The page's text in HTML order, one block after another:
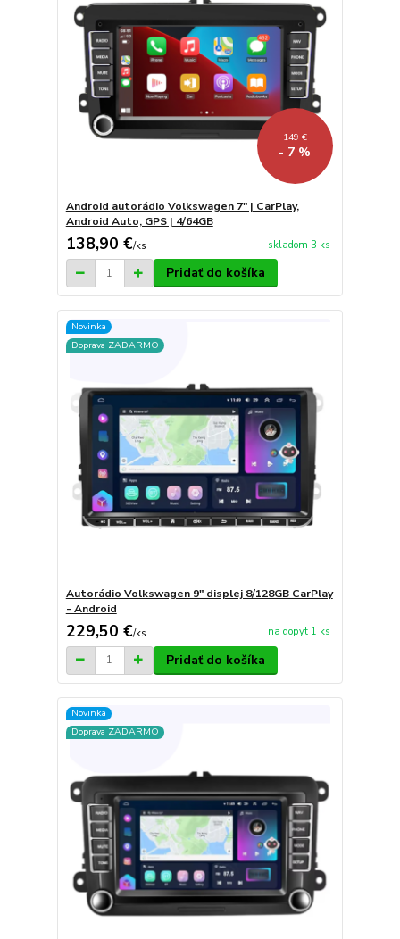
149 €
- 7 %
Android autorádio Volkswagen 7" | CarPlay,
Android Auto, GPS | 4/64GB
138,90 €/ks skladom 3 ks
Pridať do košíka
Novinka
Doprava ZADARMO
Autorádio Volkswagen 9" displej 8/128GB CarPlay
- Android
229,50 €/ks na dopyt 1 ks
Pridať do košíka
Novinka
Doprava ZADARMO